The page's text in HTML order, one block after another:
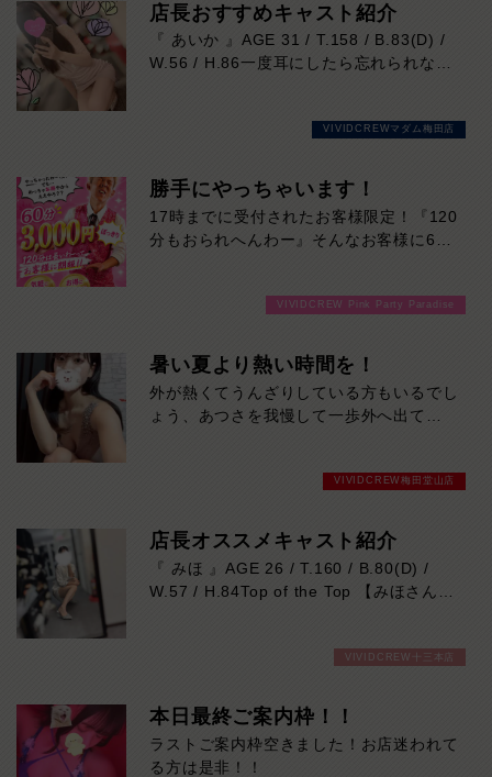
延長交渉一切なし。
だから最後まで気楽に楽しめます！
店長おすすめキャスト紹介
『 あいか 』AGE 31 / T.158 / B.83(D) /
W.56 / H.86一度耳にしたら忘れられな
細やかな気配りと癒しの接客はまさに一級
Dカップの美しいシルエットも目を惹きま
す。親近感のある一面もあり、自然と会話
が弾むこと間違いなし。飾らない人柄も彼
女らしい魅力です。優しく寄り添う空気感
さを兼ね備えた、これから人気急上昇間違
いなしの注目キャストです。本日の出勤…
VIVIDCREWマダム梅田店
勝手にやっちゃいます！
17時までに受付されたお客様限定！『120
分もおられへんわー』そんなお客様に60
めるチャンス！たっぷり楽しみたい方は
分！その日の予定に合わせてお選びくださ
い！ご来店お待ちしております！
VIVIDCREW Pink Party Paradise
暑い夏より熱い時間を！
外が熱くてうんざりしている方もいるでし
ょう、あつさを我慢して一歩外へ出て
VIVIDCREW梅田堂山店
店長オススメキャスト紹介
『 みほ 』AGE 26 / T.160 / B.80(D) /
W.57 / H.84Top of the Top 【みほさん】
ていいの！？と正直私も聞いてしまいまし
業界完全未経験なので少し恥ずかしがり屋
さんではありますが、そんなところもきっ
と愛おしく思うでしょう
VIVIDCREW十三本店
本日最終ご案内枠！！
ラストご案内枠空きました！お店迷われて
る方は是非！！